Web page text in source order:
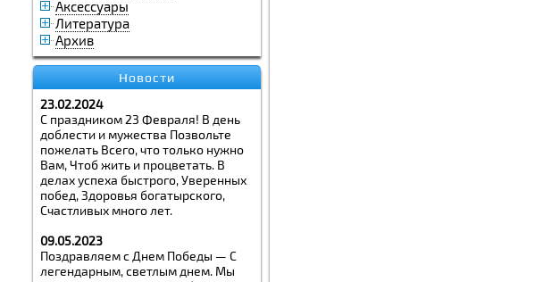
Аксессуары
Литература
Архив
Новости
23.02.2024
С праздником 23 Февраля! В день
доблести и мужества Позвольте
пожелать Всего, что только нужно
Вам, Чтоб жить и процветать. В
делах успеха быстрого, Уверенных
побед, Здоровья богатырского,
Счастливых много лет.
09.05.2023
Поздравляем с Днем Победы — С
легендарным, светлым днем. Мы